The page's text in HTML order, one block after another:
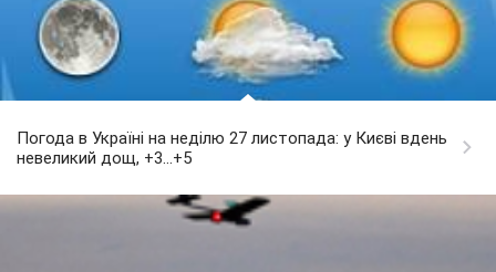
Погода в Україні на неділю 27 листопада: у Києві вдень
невеликий дощ, +3...+5